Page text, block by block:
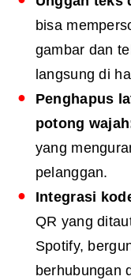
bisa
gambar dan
langsung di
Penghapus
potong
yang
pelanggan.
Integrasi
QR yang
Spotify,
berhubungan